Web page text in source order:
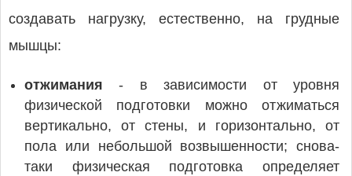
создавать нагрузку, естественно, на грудные
мышцы:
отжимания - в зависимости от уровня
физической подготовки можно отжиматься
вертикально, от стены, и горизонтально, от
пола или небольшой возвышенности; снова-
таки физическая подготовка определяет